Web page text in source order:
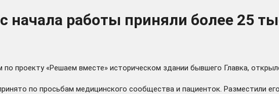
начала работы приняли более 25
проекту «Решаем вместе» историческом здании бывшего Главка,
по просьбам медицинского сообщества и пациенток. Разместили